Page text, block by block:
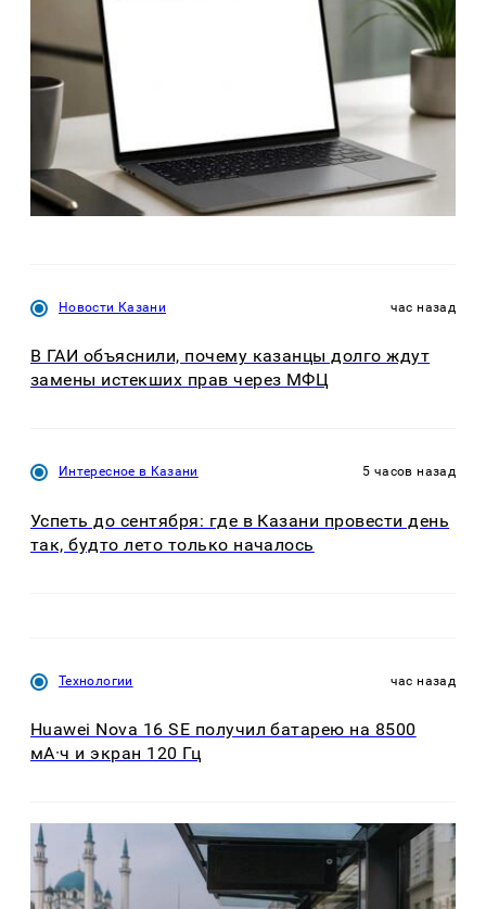
Новости Казани час назад
В ГАИ объяснили, почему казанцы долго ждут
замены истекших прав через МФЦ
Интересное в Казани 5 часов назад
Успеть до сентября: где в Казани провести день
так, будто лето только началось
Технологии час назад
Huawei Nova 16 SE получил батарею на 8500
мА·ч и экран 120 Гц